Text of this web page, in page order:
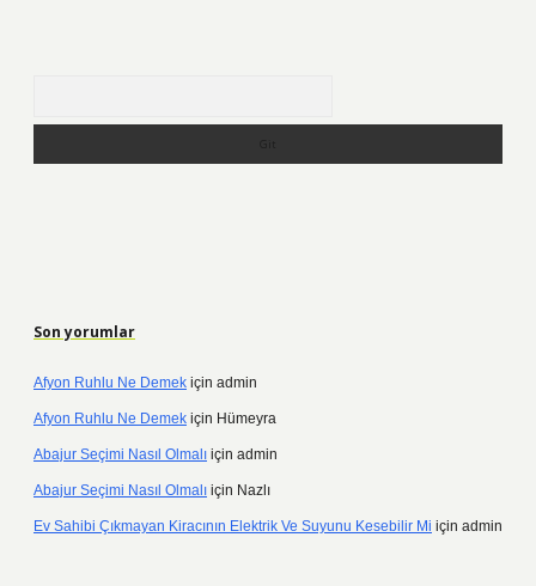
Son yorumlar
Afyon Ruhlu Ne Demek için admin
Afyon Ruhlu Ne Demek için Hümeyra
Abajur Seçimi Nasıl Olmalı için admin
Abajur Seçimi Nasıl Olmalı için Nazlı
Ev Sahibi Çıkmayan Kiracının Elektrik Ve Suyunu Kesebilir Mi için admin